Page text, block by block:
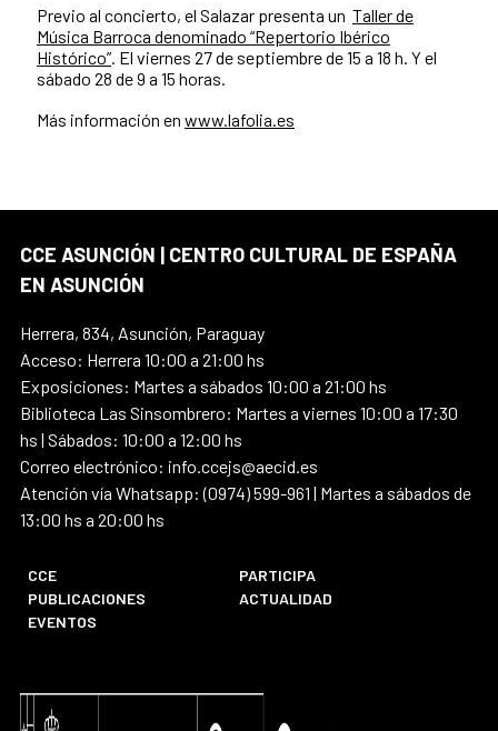
Previo al concierto, el Salazar presenta un Taller de
Música Barroca denominado “Repertorio Ibérico
Histórico”. El viernes 27 de septiembre de 15 a 18 h. Y el
sábado 28 de 9 a 15 horas.
Más información en www.lafolia.es
CCE ASUNCIÓN | CENTRO CULTURAL DE ESPAÑA
EN ASUNCIÓN
Herrera, 834, Asunción, Paraguay
Acceso: Herrera 10:00 a 21:00 hs
Exposiciones: Martes a sábados 10:00 a 21:00 hs
Biblioteca Las Sinsombrero: Martes a viernes 10:00 a 17:30
hs | Sábados: 10:00 a 12:00 hs
Correo electrónico: info.ccejs@aecid.es
Atención vía Whatsapp: (0974) 599-961 | Martes a sábados de
13:00 hs a 20:00 hs
CCE
PARTICIPA
PUBLICACIONES
ACTUALIDAD
EVENTOS